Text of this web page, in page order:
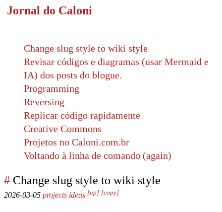
Jornal do Caloni
Change slug style to wiki style
Revisar códigos e diagramas (usar Mermaid e
IA) dos posts do blogue.
Programming
Reversing
Replicar código rapidamente
Creative Commons
Projetos no Caloni.com.br
Voltando à linha de comando (again)
# Change slug style to wiki style
2026-03-05 projects ideas [up] [copy]